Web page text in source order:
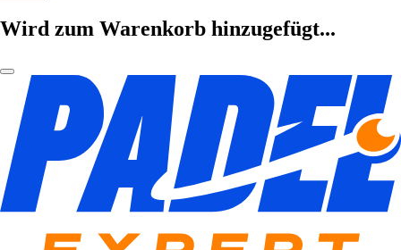
Wird zum Warenkorb hinzugefügt...